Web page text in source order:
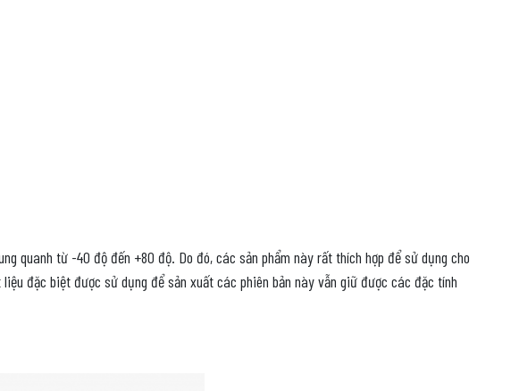
quanh từ -40 độ đến +80 độ. Do đó, các sản phẩm này rất thích hợp để sử dụng cho
đặc biệt được sử dụng để sản xuất các phiên bản này vẫn giữ được các đặc tính